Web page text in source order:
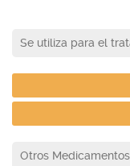
Se utiliza para el
Otros